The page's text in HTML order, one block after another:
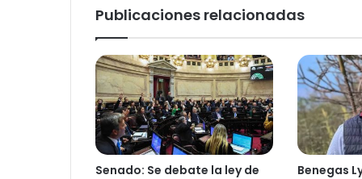
m
o
c
r
t
i
z
a
r
Publicaciones relacionadas
Senado: Se debate la ley de
Benegas